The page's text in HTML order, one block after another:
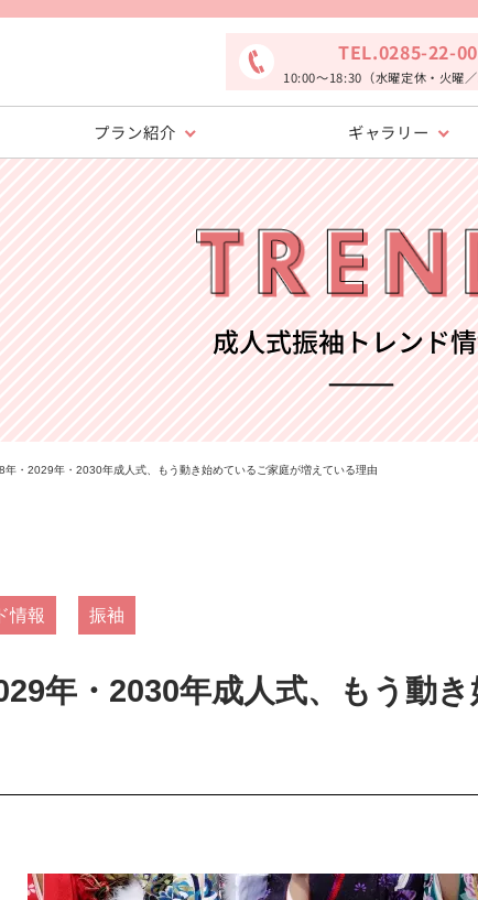
TEL.0285-22-
10:00〜18:30（水曜定休・火曜／
プラン紹介 ギャラリー
年・2029年・2030年成人式、もう動き始めているご家庭が増えている理由
情報 振袖
年・2030年成人式、もう動